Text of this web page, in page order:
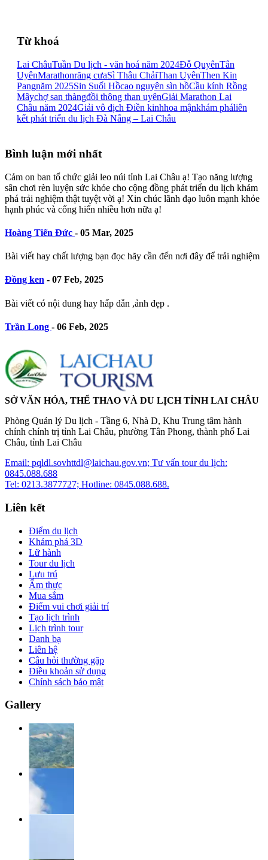
Từ khoá
Lai ChâuTuần Du lịch - văn hoá năm 2024Đỗ QuyênTân
UyênMarathonrăng cưaSì Thâu ChảiThan UyênThen Kin
Pangnăm 2025Sin Suối Hồcao nguyên sìn hồCầu kính Rồng
Mâychợ san thàngđồi thông than uyênGiải Marathon Lai
Châu năm 2024Giải vô địch Điền kinhhoa mậnkhám pháliên
kết phát triển du lịch Đà Nẵng – Lai Châu
Bình luận mới nhất
Cảm on ban tổ chức giải leo núi tỉnh Lai Châu ạ! Tạo năng lượng
sân chơi rèn luyện sức khỏe cho cộng đồng phát triển du lịch khám
phá trải nghiệm thật tuyệt vời ạ! Xin chúc lãnh đạo luôn mạnh khỏe
hạnh phúc và cống hiến nhiều hơn nữa ạ!
Hoàng Tiến Đức - 05 Mar, 2025
Bài viết hay chất lượng bạn đọc hãy cần đến nơi đây để trải nghiệm
Đồng ken - 07 Feb, 2025
Bài viết có nội dung hay hấp dẫn ,ảnh đẹp .
Trần Long - 06 Feb, 2025
SỞ VĂN HÓA, THỂ THAO VÀ DU LỊCH TỈNH LAI CHÂU
Phòng Quản lý Du lịch - Tầng 6, Nhà D, Khu Trung tâm hành
chính chính trị tỉnh Lai Châu, phường Tân Phong, thành phố Lai
Châu, tỉnh Lai Châu
Email: pqldl.sovhttdl@laichau.gov.vn; Tư vấn tour du lịch:
0845.088.688
Tel: 0213.3877727; Hotline: 0845.088.688.
Liên kết
Điểm du lịch
Khám phá 3D
Lữ hành
Tour du lịch
Lưu trú
Ẩm thực
Mua sắm
Điểm vui chơi giải trí
Tạo lịch trình
Lịch trình tour
Danh bạ
Liên hệ
Câu hỏi thường gặp
Điều khoản sử dụng
Chính sách bảo mật
Gallery